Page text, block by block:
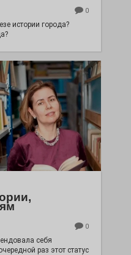
0
истории города?
0
себя
раз этот статус